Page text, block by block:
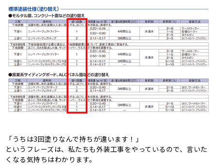
「うちは3回塗りなんで持ちが違います！」
というフレーズは、私たちも外装工事をやっているので、言いた
くなる気持ちはわかります。